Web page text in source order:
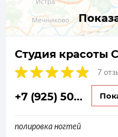
Студия красоты
7
+7 (925) 50...
полировка ногтей